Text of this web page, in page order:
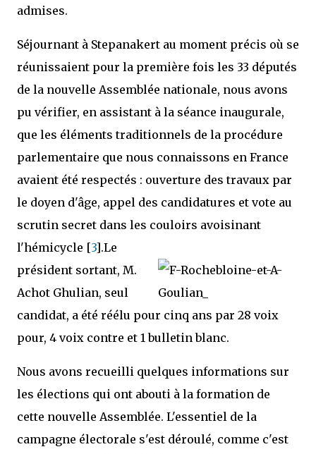
admises.
Séjournant à Stepanakert au moment précis où se
réunissaient pour la première fois les 33 députés
de la nouvelle Assemblée nationale, nous avons
pu vérifier, en assistant à la séance inaugurale,
que les éléments traditionnels de la procédure
parlementaire que nous connaissons en France
avaient été respectés : ouverture des travaux par
le doyen d'âge, appel des candidatures et vote au
scrutin secret dans les couloirs avoisinant
l'hémicycle [3].Le
président sortant, M.
Achot Ghulian, seul
candidat, a été réélu pour cinq ans par 28 voix
pour, 4 voix contre et 1 bulletin blanc.
Nous avons recueilli quelques informations sur
les élections qui ont abouti à la formation de
cette nouvelle Assemblée. L'essentiel de la
campagne électorale s'est déroulé, comme c'est